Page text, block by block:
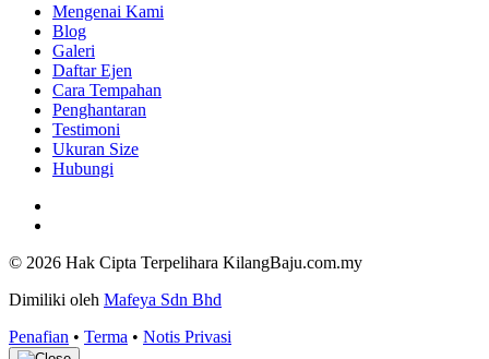
Mengenai Kami
Blog
Galeri
Daftar Ejen
Cara Tempahan
Penghantaran
Testimoni
Ukuran Size
Hubungi
© 2026 Hak Cipta Terpelihara KilangBaju.com.my
Dimiliki oleh Mafeya Sdn Bhd
Penafian • Terma • Notis Privasi